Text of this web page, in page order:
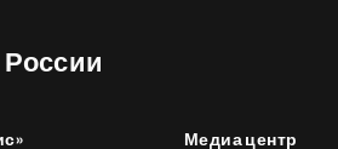
России
Медиа центр